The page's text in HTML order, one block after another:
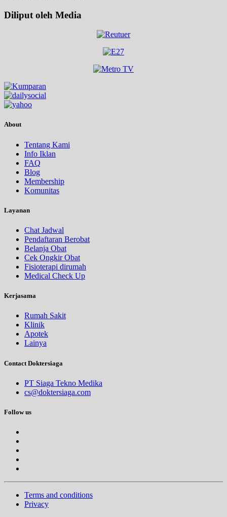
Diliput oleh Media
About
Tentang Kami
Info Iklan
FAQ
Blog
Membership
Komunitas
Layanan
Chat Jadwal
Pendaftaran Berobat
Belanja Obat
Cek Ongkir Obat
Fisioterapi dirumah
Medical Check Up
Kerjasama
Rumah Sakit
Klinik
Apotek
Lainya
Contact Doktersiaga
PT Siaga Tekno Medika
cs@doktersiaga.com
Follow us
Terms and conditions
Privacy